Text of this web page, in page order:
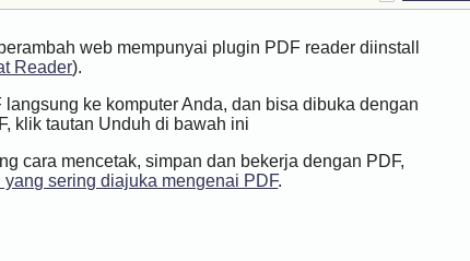
web mempunyai plugin PDF reader diinstall
Reader).
ke komputer Anda, dan bisa dibuka dengan
klik tautan Unduh di bawah ini
cara mencetak, simpan dan bekerja dengan PDF,
yang sering diajuka mengenai PDF.